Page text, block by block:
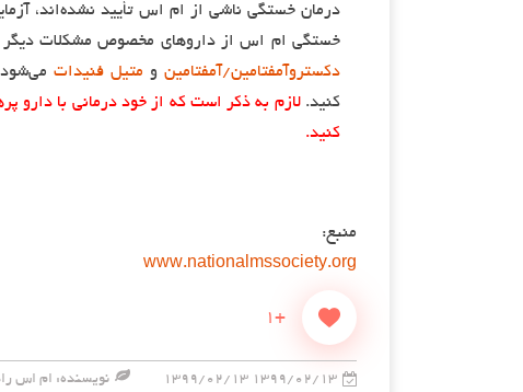
درمان خستگی ناشی از ام اس تأیید نشده‌اند،
خستگی ام اس از داروهای مخصوص مشکلات دیگر
دکستروآمفتامین/آمفتامین و متیل فنیداتمی‌شود
کنید.لازم به ذکر است که از خود درمانی با
کنید.
منبع:
www.nationalmssociety.org
+1
۱۳۹۹/۰۲/۱۳ ۱۳۹۹/۰۲/۱۳ نویسنده: ام اس